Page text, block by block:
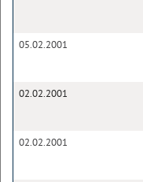
05.02.2001
02.02.2001
02.02.2001